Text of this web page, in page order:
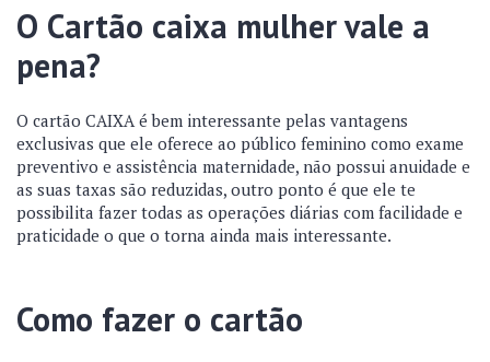
O Cartão caixa mulher vale a
pena?
O cartão CAIXA é bem interessante pelas vantagens
exclusivas que ele oferece ao público feminino como exame
preventivo e assistência maternidade, não possui anuidade e
as suas taxas são reduzidas, outro ponto é que ele te
possibilita fazer todas as operações diárias com facilidade e
praticidade o que o torna ainda mais interessante.
Como fazer o cartão